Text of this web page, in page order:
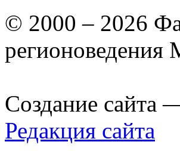
© 2000 – 2026
Создание сайта
Редакция сайта